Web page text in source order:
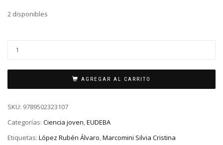
2 disponibles
AGREGAR AL CARRITO
SKU: 9789502323107
Categorías: Ciencia joven,EUDEBA
Etiquetas: López Rubén Álvaro,Marcomini Silvia Cristina